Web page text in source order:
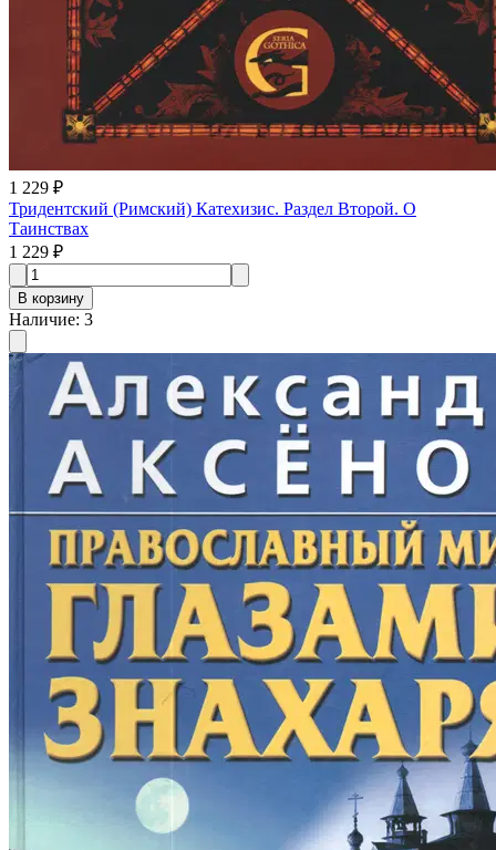
1 229 ₽
Тридентский (Римский) Катехизис. Раздел Второй. О
Таинствах
1 229 ₽
В корзину
Наличие: 3